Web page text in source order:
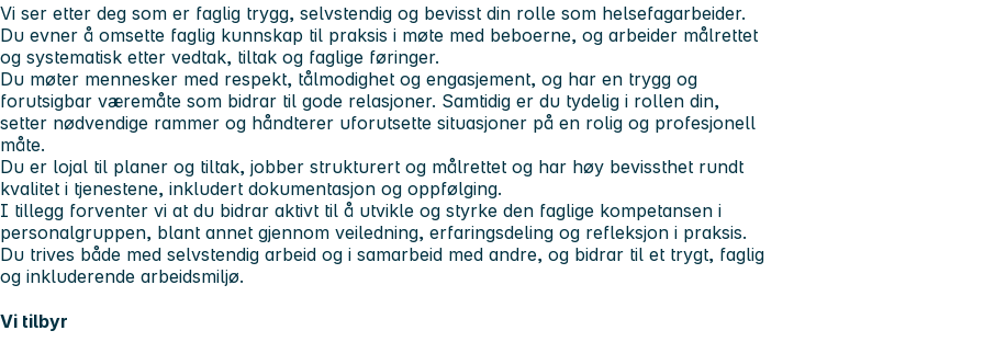
Vi ser etter deg som er faglig trygg, selvstendig og bevisst din rolle som helsefagarbeider.
Du evner å omsette faglig kunnskap til praksis i møte med beboerne, og arbeider målrettet
og systematisk etter vedtak, tiltak og faglige føringer.
Du møter mennesker med respekt, tålmodighet og engasjement, og har en trygg og
forutsigbar væremåte som bidrar til gode relasjoner. Samtidig er du tydelig i rollen din,
setter nødvendige rammer og håndterer uforutsette situasjoner på en rolig og profesjonell
måte.
Du er lojal til planer og tiltak, jobber strukturert og målrettet og har høy bevissthet rundt
kvalitet i tjenestene, inkludert dokumentasjon og oppfølging.
I tillegg forventer vi at du bidrar aktivt til å utvikle og styrke den faglige kompetansen i
personalgruppen, blant annet gjennom veiledning, erfaringsdeling og refleksjon i praksis.
Du trives både med selvstendig arbeid og i samarbeid med andre, og bidrar til et trygt, faglig
og inkluderende arbeidsmiljø.
Vi tilbyr